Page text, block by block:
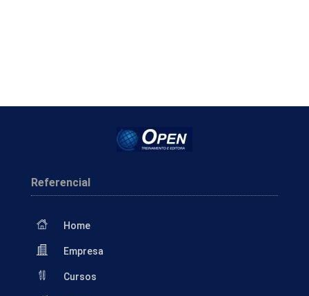
Referencial
Home
Empresa
Cursos